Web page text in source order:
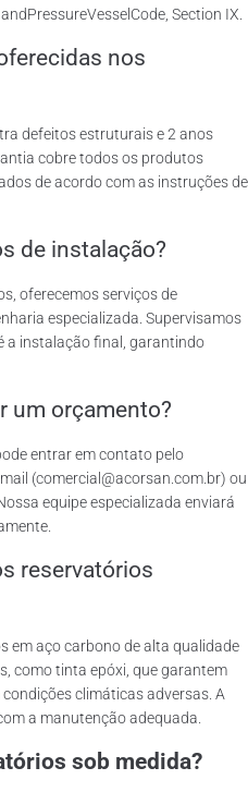
Section IX.
nos
defeitos estruturais e 2 anos
cobre todos os produtos
de acordo com as instruções de
de instalação?
oferecemos serviços de
especializada. Supervisamos
a instalação final, garantindo
um orçamento?
entrar em contato pelo
(comercial@acorsan.com.br) ou
equipe especializada enviará
reservatórios
em aço carbono de alta qualidade
como tinta epóxi, que garantem
climáticas adversas. A
a manutenção adequada.
sob medida?